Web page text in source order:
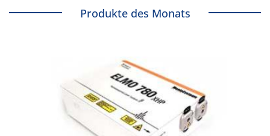
Produkte des Monats